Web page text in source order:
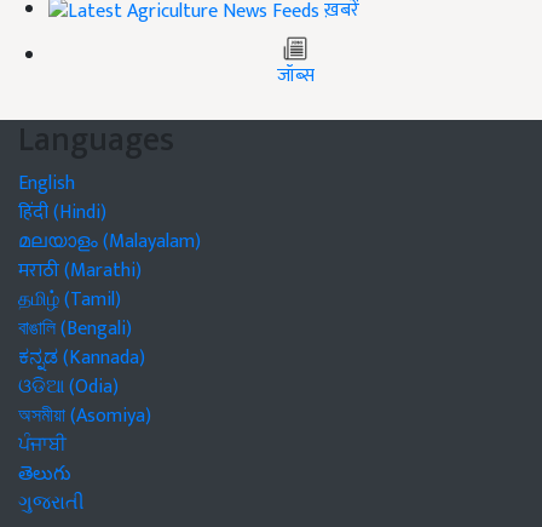
ख़बरें
जॉब्स
Languages
English
हिंदी (Hindi)
മലയാളം (Malayalam)
मराठी (Marathi)
தமிழ் (Tamil)
বাঙালি (Bengali)
ಕನ್ನಡ (Kannada)
ଓଡିଆ (Odia)
অসমীয়া (Asomiya)
ਪੰਜਾਬੀ
తెలుగు
ગુજરાતી